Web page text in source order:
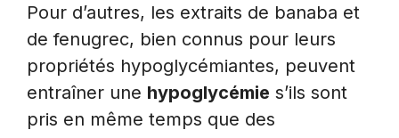
Pour d’autres, les extraits de banaba et
de fenugrec, bien connus pour leurs
propriétés hypoglycémiantes, peuvent
entraîner une hypoglycémie s’ils sont
pris en même temps que des